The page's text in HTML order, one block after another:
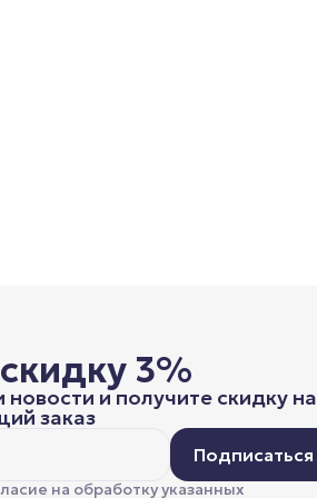
3%
и получите скидку на
заказ
Подписаться
на обработку указанных